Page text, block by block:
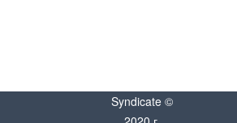
Syndicate ©